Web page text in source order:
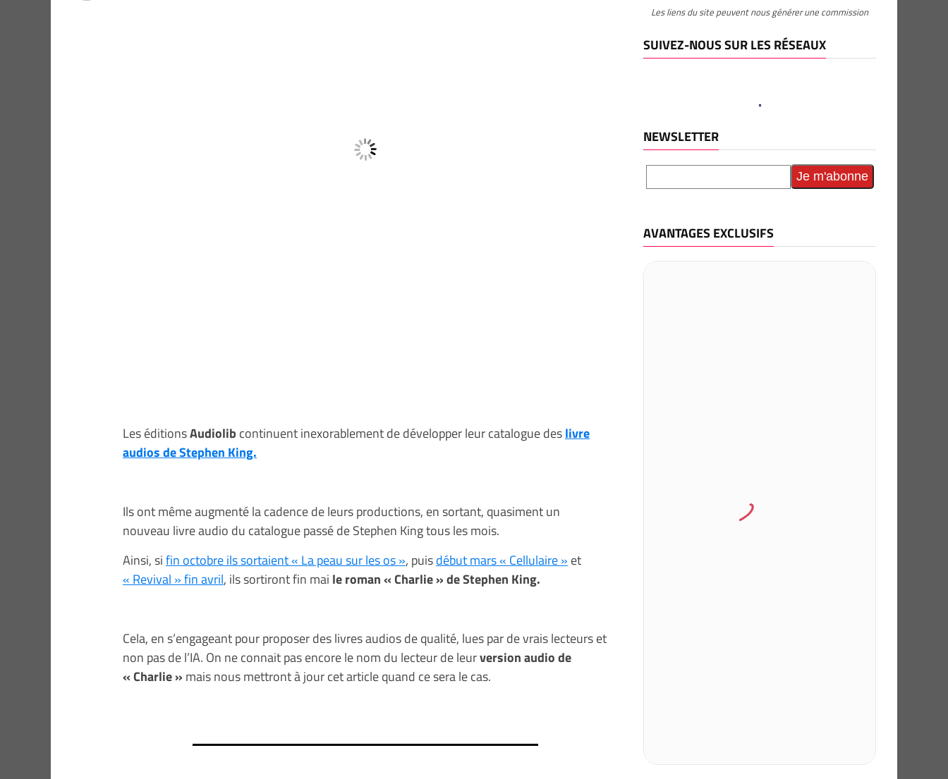
Les éditionsAudiolib continuent inexorablement de développer leur catalogue deslivre
audios de Stephen King.
Ils ont même augmenté la cadence de leurs productions, en sortant, quasiment un
nouveau livre audio du catalogue passé de Stephen King tous les mois.
Ainsi, sifin octobre ils sortaient « La peau sur les os », puisdébut mars « Cellulaire » et
« Revival » fin avril, ils sortiront fin mai le roman « Charlie » de Stephen King.
Cela, en s’engageant pour proposer des livres audios de qualité, lues par de vrais lecteurs et
non pas de l’IA. On ne connait pas encore le nom du lecteur de leurversion audio de
« Charlie » mais nous mettront à jour cet article quand ce sera le cas.
Les liens du site peuvent nous générer une commission
SUIVEZ-NOUS SUR LES RÉSEAUX
NEWSLETTER
AVANTAGES EXCLUSIFS